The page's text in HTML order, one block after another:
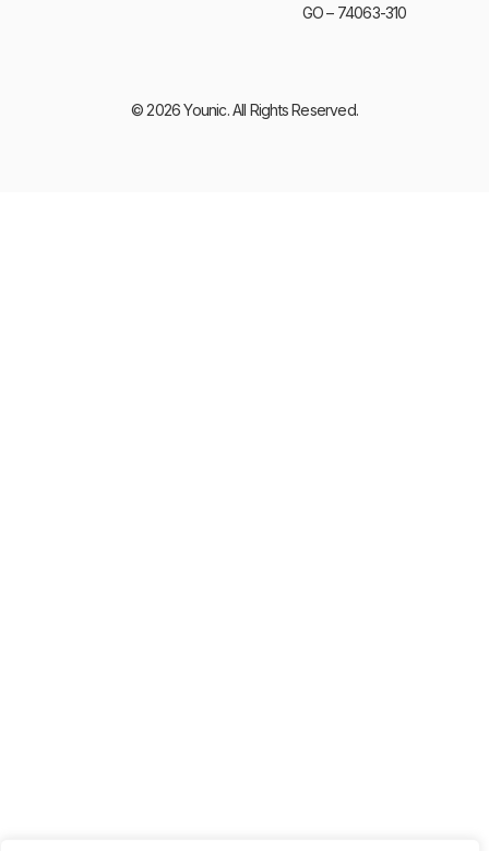
GO – 74063-310
© 2026 Younic. All Rights Reserved.